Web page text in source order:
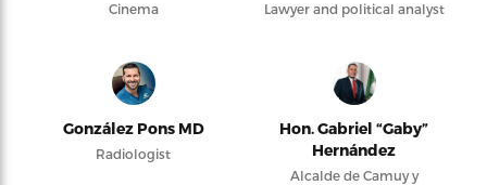
Cinema Lawyer and political analyst
González Pons MD
Radiologist
Hon. Gabriel “Gaby”
Hernández
Alcalde de Camuy y